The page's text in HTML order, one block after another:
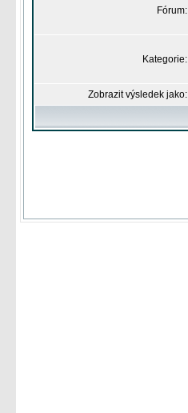
Fórum:
Kategorie:
Zobrazit výsledek jako: